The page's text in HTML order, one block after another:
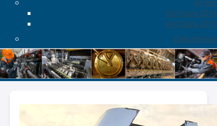
Archiv
Vorträge 2018
Vorträge 2019
Dokumente